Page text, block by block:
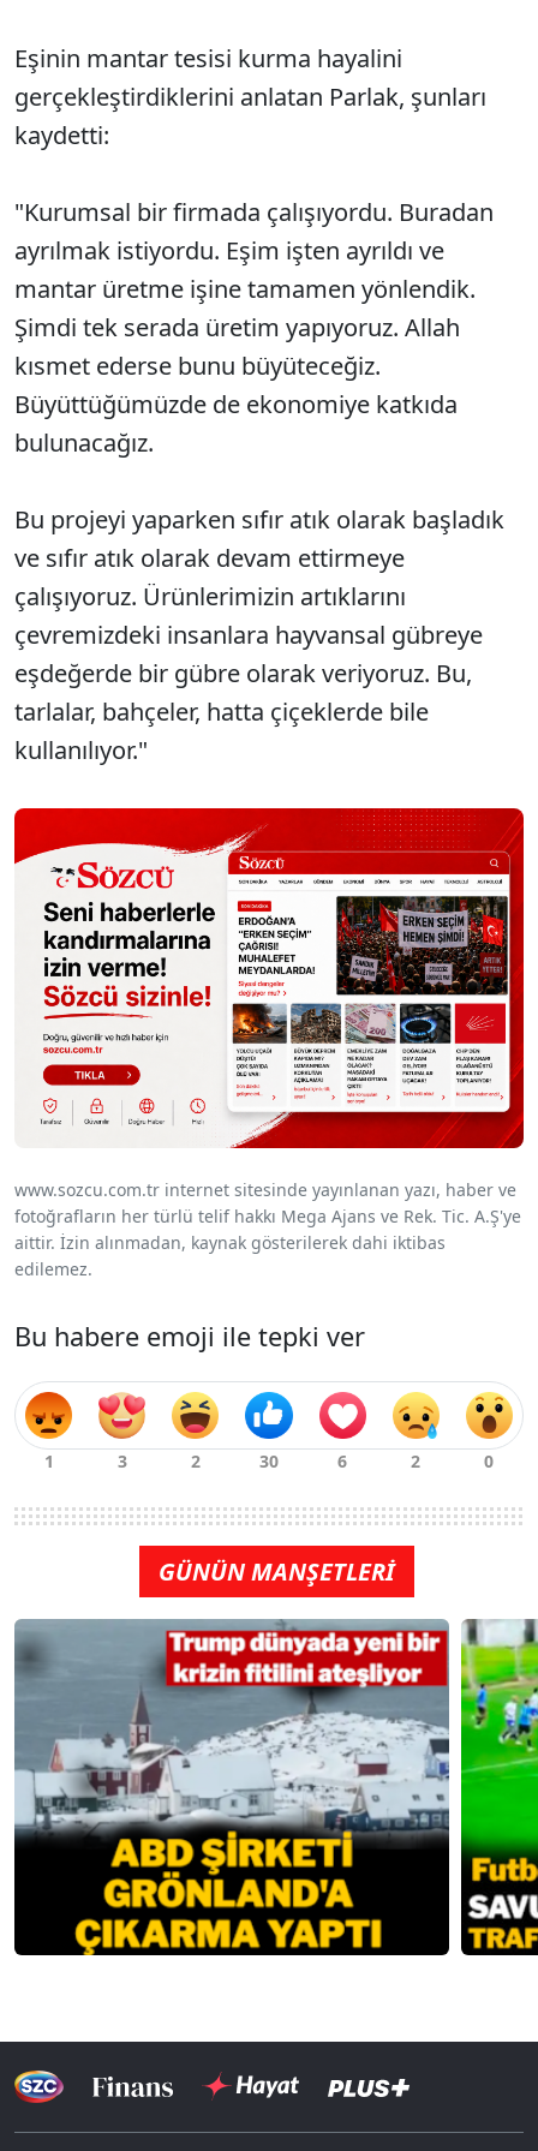
Eşinin mantar tesisi kurma hayalini
gerçekleştirdiklerini anlatan Parlak, şunları
kaydetti:
"Kurumsal bir firmada çalışıyordu. Buradan
ayrılmak istiyordu. Eşim işten ayrıldı ve
mantar üretme işine tamamen yönlendik.
Şimdi tek serada üretim yapıyoruz. Allah
kısmet ederse bunu büyüteceğiz.
Büyüttüğümüzde de ekonomiye katkıda
bulunacağız.
Bu projeyi yaparken sıfır atık olarak başladık
ve sıfır atık olarak devam ettirmeye
çalışıyoruz. Ürünlerimizin artıklarını
çevremizdeki insanlara hayvansal gübreye
eşdeğerde bir gübre olarak veriyoruz. Bu,
tarlalar, bahçeler, hatta çiçeklerde bile
kullanılıyor."
www.sozcu.com.tr internet sitesinde yayınlanan yazı, haber ve
fotoğrafların her türlü telif hakkı Mega Ajans ve Rek. Tic. A.Ş'ye
aittir. İzin alınmadan, kaynak gösterilerek dahi iktibas
edilemez.
Bu habere emoji ile tepki ver
GÜNÜN MANŞETLERİ